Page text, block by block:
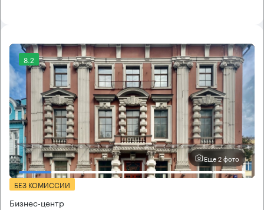
8.2
Еще 2 фото
БЕЗ КОМИССИИ
Бизнес-центр